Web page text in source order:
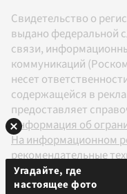
Свидетельство о
выдано федеральной
связи,
коммуникаций
несет
содержащейся в
предоставляет
Информация об
На информационном
рекомендательные
Правилами
Угадайте, где
настоящее фото